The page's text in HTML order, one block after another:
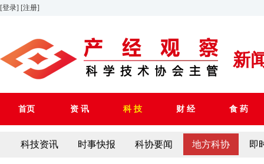
[登录] [注册]
新
首页 资 讯 科 技 财 经 食 药
科技资讯 时事快报 科协要闻 地方科协 即